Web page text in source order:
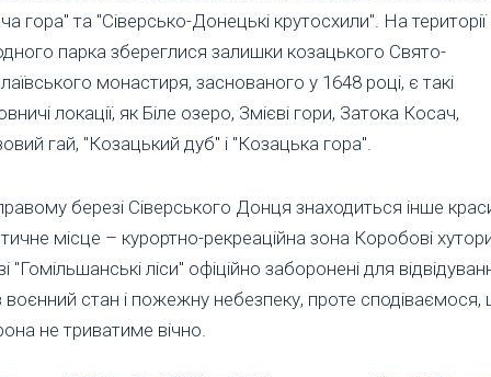
гора" та "Сіверсько-Донецькі крутосхили". На території
парка збереглися залишки козацького Свято-
монастиря, заснованого у 1648 році, є такі
локації, як Біле озеро, Змієві гори, Затока Косач,
гай, "Козацький дуб" і "Козацька гора".
березі Сіверського Донця знаходиться інше
місце – курортно-рекреаційна зона Коробові
"Гомільшанські ліси" офіційно заборонені для
воєнний стан і пожежну небезпеку, проте сподіваємося,
не триватиме вічно.